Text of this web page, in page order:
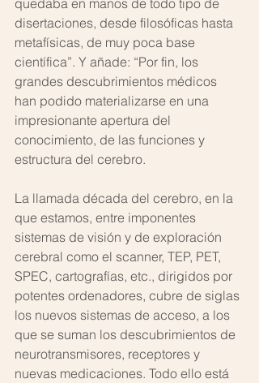
quedaba en manos de todo tipo de
disertaciones, desde filosóficas hasta
metafísicas, de muy poca base
científica”. Y añade: “Por fin, los
grandes descubrimientos médicos
han podido materializarse en una
impresionante apertura del
conocimiento, de las funciones y
estructura del cerebro.
La llamada década del cerebro, en la
que estamos, entre imponentes
sistemas de visión y de exploración
cerebral como el scanner, TEP, PET,
SPEC, cartografías, etc., dirigidos por
potentes ordenadores, cubre de siglas
los nuevos sistemas de acceso, a los
que se suman los descubrimientos de
neurotransmisores, receptores y
nuevas medicaciones. Todo ello está